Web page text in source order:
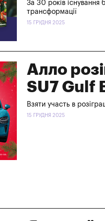
За 30 років існування
трансформації
15 ГРУДНЯ 2025
Алло
SU7 Gulf
Взяти участь в
15 ГРУДНЯ 2025